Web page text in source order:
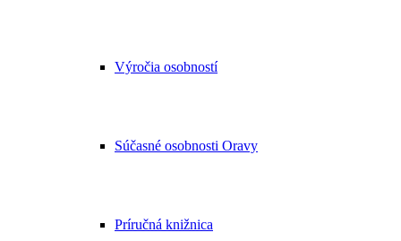
Výročia osobností
Súčasné osobnosti Oravy
Príručná knižnica